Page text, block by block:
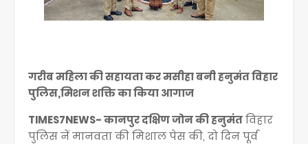
गरीब महिला की सहायता कर मसीहा बनी हनुमंत विहार
पुलिस,मिशन शक्ति का किया आगाज
TIMES7NEWS- कानपुर दक्षिण जोन की हनुमंतविहार
पुलिस नें मानवता की मिशाल पेस की, दो दिन पूर्व